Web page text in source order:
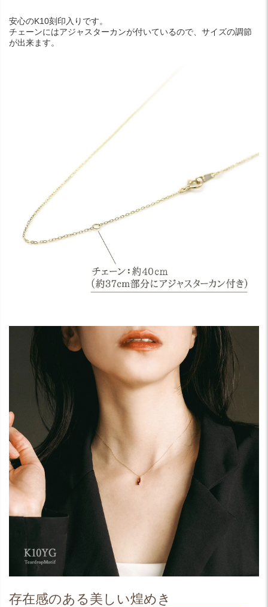
安心のK10刻印入りです。
チェーンにはアジャスターカンが付いているので、サイズの調節
が出来ます。
存在感のある美しい煌めき